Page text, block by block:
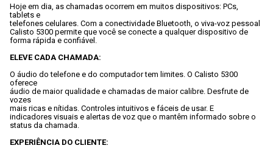
Hoje em dia, as chamadas ocorrem em muitos dispositivos: PCs,
tablets e
telefones celulares. Com a conectividade Bluetooth, o viva-voz pessoal
Calisto 5300 permite que você se conecte a qualquer dispositivo de
forma rápida e confiável.
ELEVE CADA CHAMADA:
O áudio do telefone e do computador tem limites. O Calisto 5300
oferece
áudio de maior qualidade e chamadas de maior calibre. Desfrute de
vozes
mais ricas e nítidas. Controles intuitivos e fáceis de usar. E
indicadores visuais e alertas de voz que o mantêm informado sobre o
status da chamada.
EXPERIÊNCIA DO CLIENTE: